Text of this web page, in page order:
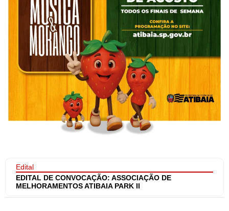
Edital
EDITAL DE CONVOCAÇÃO: ASSOCIAÇÃO DE
MELHORAMENTOS ATIBAIA PARK II